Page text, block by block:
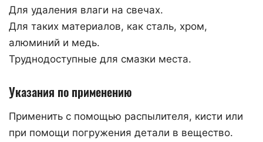
Для удаления влаги на свечах.
Для таких материалов, как сталь, хром,
алюминий и медь.
Труднодоступные для смазки места.
Указания по применению
Применить с помощью распылителя, кисти или
при помощи погружения детали в вещество.